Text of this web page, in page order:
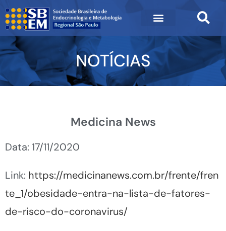
NOTÍCIAS
Medicina News
Data: 17/11/2020
Link: https://medicinanews.com.br/frente/fren
te_1/obesidade-entra-na-lista-de-fatores-
de-risco-do-coronavirus/